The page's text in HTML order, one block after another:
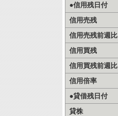
●信用残日付
信用売残
信用売残前週比
信用買残
信用買残前週比
信用倍率
●貸借残日付
貸株